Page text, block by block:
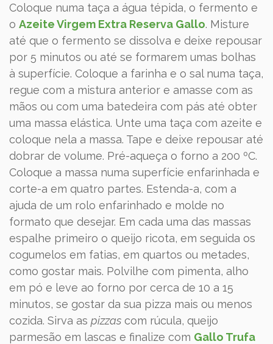
Coloque numa taça a água tépida, o fermento e
o Azeite Virgem Extra Reserva Gallo. Misture
até que o fermento se dissolva e deixe repousar
por 5 minutos ou até se formarem umas bolhas
à superfície. Coloque a farinha e o sal numa taça,
regue com a mistura anterior e amasse com as
mãos ou com uma batedeira com pás até obter
uma massa elástica. Unte uma taça com azeite e
coloque nela a massa. Tape e deixe repousar até
dobrar de volume. Pré-aqueça o forno a 200 ºC.
Coloque a massa numa superfície enfarinhada e
corte-a em quatro partes. Estenda-a, com a
ajuda de um rolo enfarinhado e molde no
formato que desejar. Em cada uma das massas
espalhe primeiro o queijo ricota, em seguida os
cogumelos em fatias, em quartos ou metades,
como gostar mais. Polvilhe com pimenta, alho
em pó e leve ao forno por cerca de 10 a 15
minutos, se gostar da sua pizza mais ou menos
cozida. Sirva as pizzas com rúcula, queijo
parmesão em lascas e finalize com Gallo Trufa